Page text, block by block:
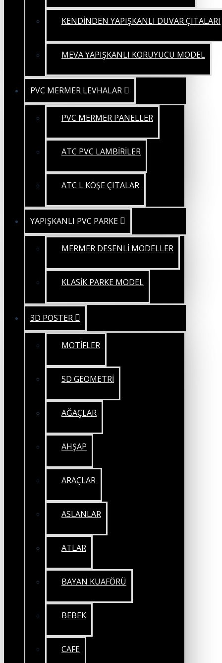
KENDİNDEN YAPIŞKANLI DUVAR ÇITALARI
MEVA YAPIŞKANLI KORUYUCU MODEL
PVC MERMER LEVHALAR
PVC MERMER PANELLER
ATC PVC LAMBİRİLER
ATC L KÖŞE ÇITALAR
YAPIŞKANLI PVC PARKE
MERMER DESENLİ MODELLER
KLASİK PARKE MODEL
3D POSTER
MOTİFLER
5D GEOMETRİ
AĞAÇLAR
AHŞAP
ARAÇLAR
ASLANLAR
ATLAR
BAYAN KUAFÖRÜ
BEBEK
CAFE